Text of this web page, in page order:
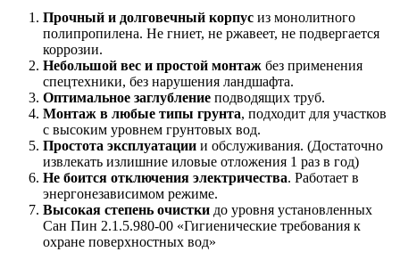
Прочный и долговечный корпус из монолитного
полипропилена. Не гниет, не ржавеет, не подвергается
коррозии.
Небольшой вес и простой монтаж без применения
спецтехники, без нарушения ландшафта.
Оптимальное заглубление подводящих труб.
Монтаж в любые типы грунта, подходит для участков
с высоким уровнем грунтовых вод.
Простота эксплуатации и обслуживания. (Достаточно
извлекать излишние иловые отложения 1 раз в год)
Не боится отключения электричества. Работает в
энергонезависимом режиме.
Высокая степень очистки до уровня установленных
Сан Пин 2.1.5.980-00 «Гигиенические требования к
охране поверхностных вод»